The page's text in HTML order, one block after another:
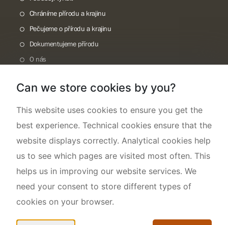
Chráníme přírodu a krajinu
Pečujeme o přírodu a krajinu
Dokumentujeme přírodu
O nás
Can we store cookies by you?
This website uses cookies to ensure you get the
best experience. Technical cookies ensure that the
website displays correctly. Analytical cookies help
us to see which pages are visited most often. This
helps us in improving our website services. We
need your consent to store different types of
cookies on your browser.